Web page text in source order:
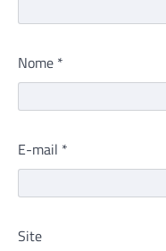
Nome *
E-mail *
Site